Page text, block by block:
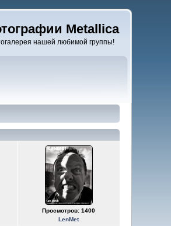
Metallica
нашей любимой группы!
Просмотров: 1400
LenMet